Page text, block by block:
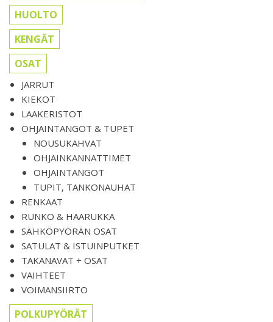
HUOLTO
KENGÄT
OSAT
JARRUT
KIEKOT
LAAKERISTOT
OHJAINTANGOT & TUPET
NOUSUKAHVAT
OHJAINKANNATTIMET
OHJAINTANGOT
TUPIT, TANKONAUHAT
RENKAAT
RUNKO & HAARUKKA
SÄHKÖPYÖRÄN OSAT
SATULAT & ISTUINPUTKET
TAKANAVAT + OSAT
VAIHTEET
VOIMANSIIRTO
POLKUPYÖRÄT